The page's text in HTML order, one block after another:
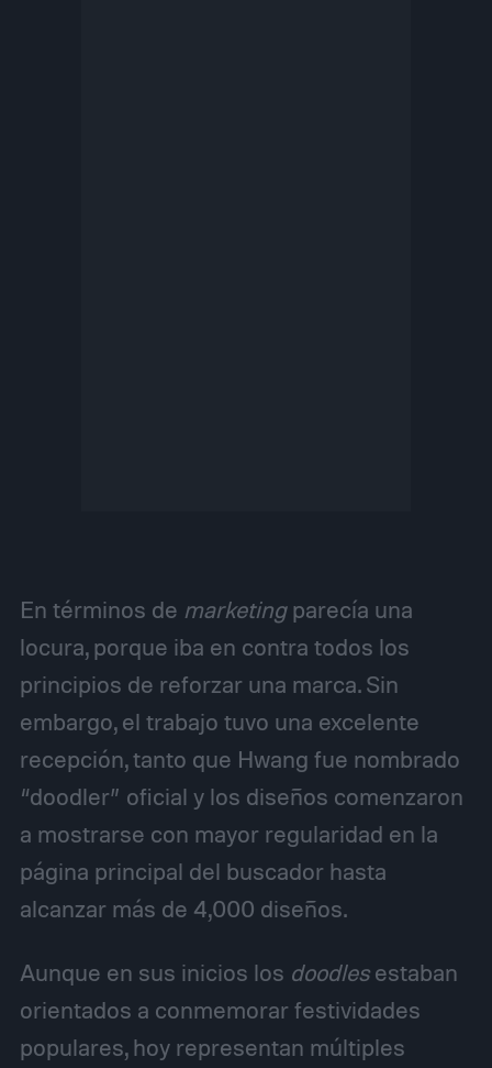
En términos de marketingparecía una
locura, porque iba en contra todos los
principios de reforzar una marca. Sin
embargo, el trabajo tuvo una excelente
recepción, tanto que Hwang fue nombrado
“doodler” oficial y los diseños comenzaron
a mostrarse con mayor regularidad en la
página principal del buscador hasta
alcanzar más de 4,000 diseños.
Aunque en sus inicios los doodlesestaban
orientados a conmemorar festividades
populares, hoy representan múltiples